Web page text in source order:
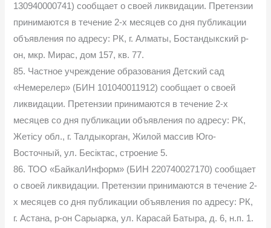
130940000741) сообщает о своей ликвидации. Претензии
принимаются в течение 2-х месяцев со дня публикации
объявления по адресу: РК, г. Алматы, Бостандыкский р-
он, мкр. Мирас, дом 157, кв. 77.
85. Частное учреждение образования Детский сад
«Немерелер» (БИН 101040011912) сообщает о своей
ликвидации. Претензии принимаются в течение 2-х
месяцев со дня публикации объявления по адресу: РК,
Жетісу обл., г. Талдыкорган, Жилой массив Юго-
Восточный, ул. Бесіктас, строение 5.
86. ТОО «БайкалИнформ» (БИН 220740027170) сообщает
о своей ликвидации. Претензии принимаются в течение 2-
х месяцев со дня публикации объявления по адресу: РК,
г. Астана, р-он Сарыарка, ул. Карасай Батыра, д. 6, н.п. 1.